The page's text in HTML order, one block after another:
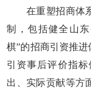
在重塑招商体系
制，包括健全山
棋”的招商引资推
引资事后评价指
出、实际贡献等方